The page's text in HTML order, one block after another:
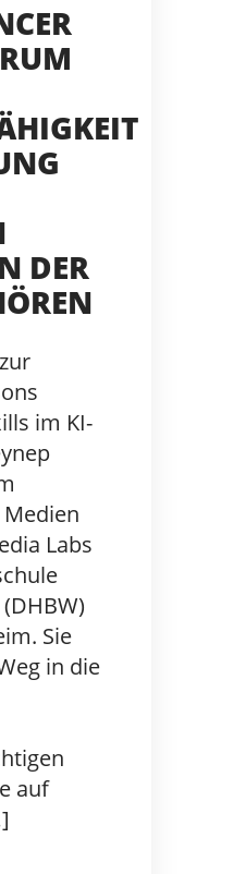
DER
im KI-
Labs
Sie
in die
auf